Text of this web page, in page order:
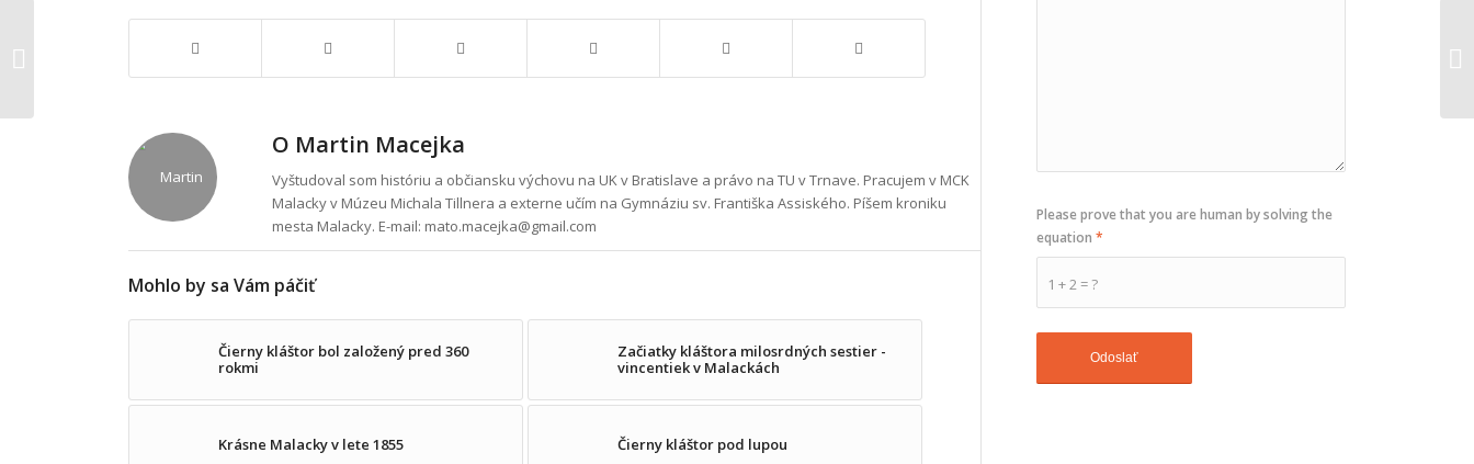
O Martin Macejka
Vyštudoval som históriu a občiansku výchovu na UK v Bratislave a právo na TU v Trnave. Pracujem v MCK
Malacky v Múzeu Michala Tillnera a externe učím na Gymnáziu sv. Františka Assiského. Píšem kroniku
mesta Malacky. E-mail: mato.macejka@gmail.com
Mohlo by sa Vám páčiť
Čierny kláštor bol založený pred 360
rokmi
Začiatky kláštora milosrdných sestier -
vincentiek v Malackách
Krásne Malacky v lete 1855 Čierny kláštor pod lupou
1 + 2 = ?
Please prove that you are human by solving the
equation *
Imrich Ostrovský